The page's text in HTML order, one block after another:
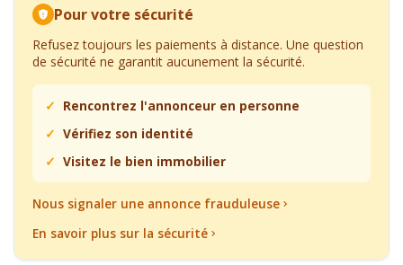
Pour votre sécurité
Refusez toujours les paiements à distance. Une question
de sécurité ne garantit aucunement la sécurité.
Rencontrez l'annonceur en personne
Vérifiez son identité
Visitez le bien immobilier
Nous signaler une annonce frauduleuse
En savoir plus sur la sécurité